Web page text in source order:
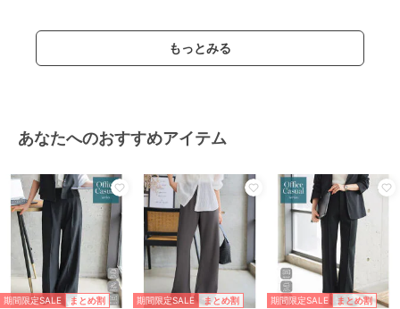
もっとみる
あなたへのおすすめアイテム
期間限定SALE まとめ割 期間限定SALE まとめ割 期間限定SALE まとめ割